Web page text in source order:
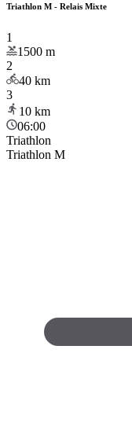
Triathlon M - Relais Mixte
1
1500 m
2
40 km
3
10 km
06:00
Triathlon
Triathlon M